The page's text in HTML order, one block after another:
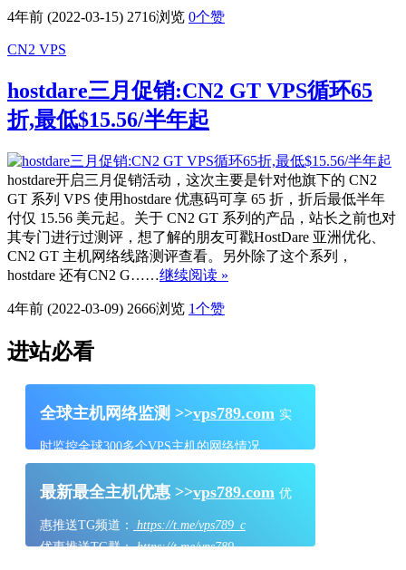
4年前 (2022-03-15) 2716浏览 0个赞
CN2 VPS
hostdare三月促销:CN2 GT VPS循环65
折,最低$15.56/半年起
hostdare开启三月促销活动，这次主要是针对他旗下的 CN2
GT 系列 VPS 使用hostdare 优惠码可享 65 折，折后最低半年
付仅 15.56 美元起。关于 CN2 GT 系列的产品，站长之前也对
其专门进行过测评，想了解的朋友可戳HostDare 亚洲优化、
CN2 GT 主机网络线路测评查看。另外除了这个系列，
hostdare 还有CN2 G……继续阅读 »
4年前 (2022-03-09) 2666浏览 1个赞
进站必看
全球主机网络监测 >>vps789.com 实
时监控全球300多个VPS主机的网络情况
最新最全主机优惠 >>vps789.com 优
惠推送TG频道：
https://t.me/vps789_c
优惠推送TG群：https://t.me/vps789